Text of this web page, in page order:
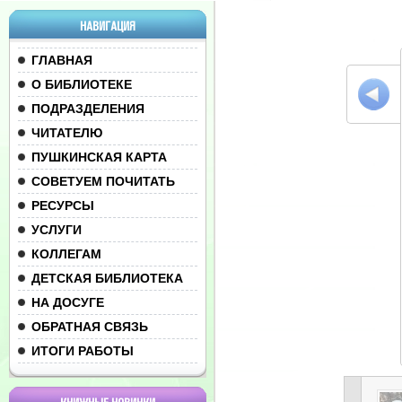
НАВИГАЦИЯ
ГЛАВНАЯ
О БИБЛИОТЕКЕ
ПОДРАЗДЕЛЕНИЯ
ЧИТАТЕЛЮ
ПУШКИНСКАЯ КАРТА
СОВЕТУЕМ ПОЧИТАТЬ
РЕСУРСЫ
УСЛУГИ
КОЛЛЕГАМ
ДЕТСКАЯ БИБЛИОТЕКА
НА ДОСУГЕ
ОБРАТНАЯ СВЯЗЬ
ИТОГИ РАБОТЫ